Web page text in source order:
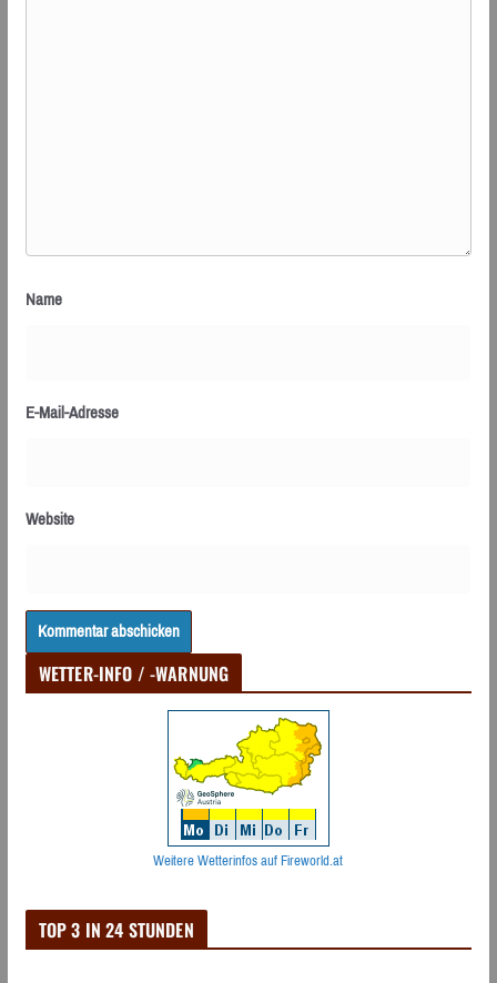
Name
E-Mail-Adresse
Website
WETTER-INFO / -WARNUNG
Weitere Wetterinfos auf Fireworld.at
TOP 3 IN 24 STUNDEN